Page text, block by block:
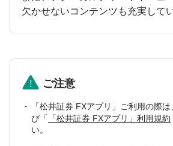
欠かせないコンテンツも充実して
ご注意
「松井証券 FXアプリ」ご利用の際
び「
「松井証券 FXアプリ」利用規約
い。